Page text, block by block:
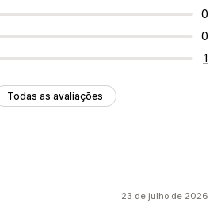
0
0
1
Todas as avaliações
23 de julho de 2026